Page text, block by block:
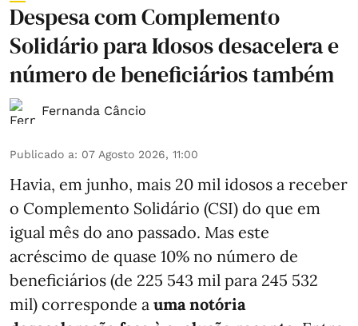
Despesa com Complemento
Solidário para Idosos desacelera e
número de beneficiários também
Fernanda Câncio
Publicado a: 07 Agosto 2026, 11:00
Havia, em junho, mais 20 mil idosos a receber
o Complemento Solidário (CSI) do que em
igual mês do ano passado. Mas este
acréscimo de quase 10% no número de
beneficiários (de 225 543 mil para 245 532
mil) corresponde a uma notória